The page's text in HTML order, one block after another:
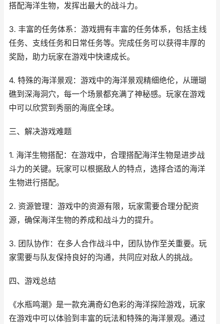
搭配海洋生物，发挥出最大的战斗力。
3. 丰富的任务体系：游戏拥有丰富的任务体系，包括主线
任务、支线任务和日常任务等。完成任务可以获得丰厚的
奖励，助力玩家在游戏中快速成长。
4. 特殊的海洋景观：游戏中的海洋景观精细绝伦，从珊瑚
礁到深海洞穴，每一个场景都充满了神秘感。玩家在游戏
中可以欣赏到秀丽的海底全球。
三、解决游戏难题
1. 海洋生物搭配：在游戏中，合理搭配海洋生物是进步战
斗力的关键。玩家可以根据敌人的特点，选择合适的海洋
生物进行搭配。
2. 资源管理：游戏中的资源有限，玩家需要合理分配资
源，确保海洋生物的养成和战斗力的提升。
3. 团队协作：在多人合作战斗中，团队协作至关重要。玩
家需要与队友保持良好的沟通，共同应对敌人的挑战。
四、游戏总结
《水瓶鸣潮》是一款充满奇幻色彩的海洋探险游戏，玩家
在游戏中可以体验到丰富的玩法和特殊的海洋景观。通过